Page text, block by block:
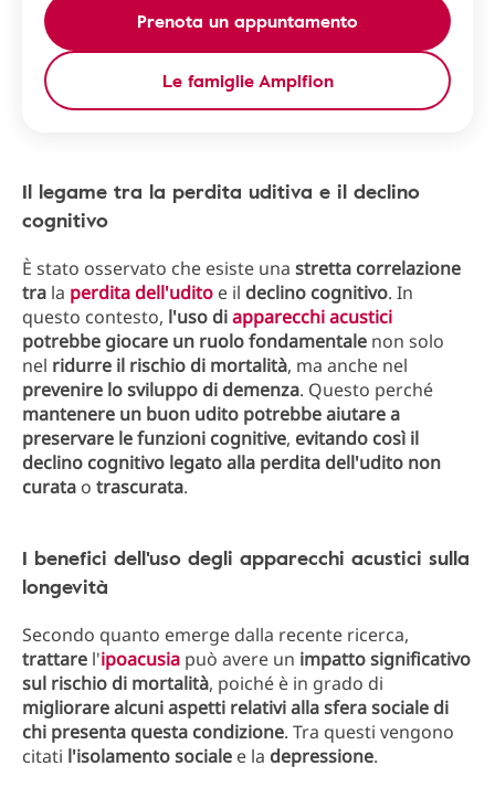
Prenota un appuntamento
Le famiglie Amplfion
Il legame tra la perdita uditiva e il declino
cognitivo
È stato osservato che esiste una stretta correlazione
tra la perdita dell'udito e il declino cognitivo. In
questo contesto, l'uso diapparecchi acustici
potrebbe giocare un ruolo fondamentale non solo
nel ridurre il rischio di mortalità, ma anche nel
prevenire lo sviluppo di demenza. Questo perché
mantenere un buon udito potrebbe aiutare a
preservare le funzioni cognitive, evitando così il
declino cognitivo legato alla perdita dell'udito non
curata o trascurata.
I benefici dell'uso degli apparecchi acustici sulla
longevità
Secondo quanto emerge dalla recente ricerca,
trattare l'ipoacusia può avere un impatto significativo
sul rischio di mortalità, poiché è in grado di
migliorare alcuni aspetti relativi alla sfera sociale di
chi presenta questa condizione. Tra questi vengono
citati l'isolamento sociale e la depressione.